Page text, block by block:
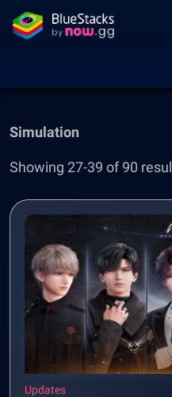
Simulation
Showing 27-39 of 90
Updates